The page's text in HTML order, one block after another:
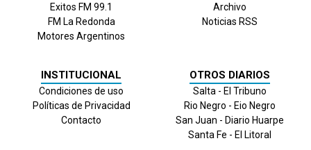
Exitos FM 99.1
FM La Redonda
Motores Argentinos
Archivo
Noticias RSS
INSTITUCIONAL
Condiciones de uso
Políticas de Privacidad
Contacto
OTROS DIARIOS
Salta - El Tribuno
Rio Negro - Eio Negro
San Juan - Diario Huarpe
Santa Fe - El Litoral